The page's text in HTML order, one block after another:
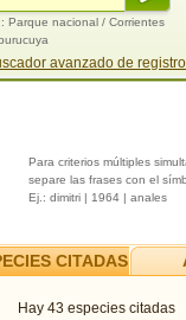
Parque nacional / Corrientes
avanzado de
Para criterios múltiples
separe las frases con el
Ej.: dimitri | 1964 | anales
CITADAS
Hay 43 especies citadas